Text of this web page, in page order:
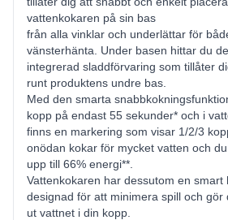
vattenkokaren på sin bas
från alla vinklar och underlättar för
vänsterhänta. Under basen hittar du
integrerad sladdförvaring som tillåter
runt produktens undre bas.
Med den smarta
kopp på endast 55 sekunder* och i
finns en markering som visar 1/2/3
onödan kokar för mycket vatten och
upp till 66% energi**.
Vattenkokaren har dessutom en smart
designad för att minimera spill och gör
ut vattnet i din kopp.